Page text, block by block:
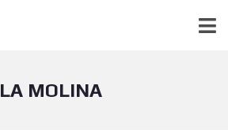
LA MOLINA